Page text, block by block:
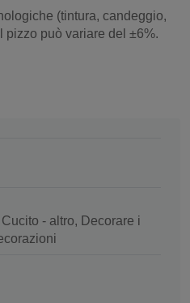
(tintura, candeggio,
pizzo può variare del ±6%.
- altro, Decorare i